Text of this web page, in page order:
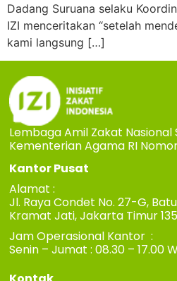
Dadang Suruana selaku
IZI menceritakan “setelah
kami langsung […]
Lembaga Amil Zakat
Kementerian Agama RI
Kantor Pusat
Alamat :
Jl. Raya Condet No. 27-G,
Kramat Jati, Jakarta Timur
Jam Operasional Kantor :
Senin – Jumat : 08.30 – 17.00